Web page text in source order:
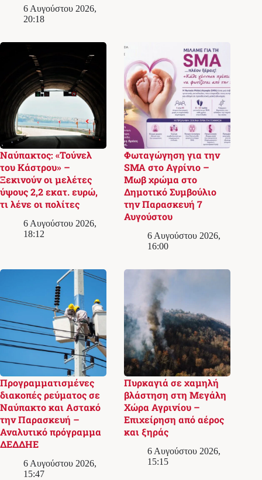
6 Αυγούστου 2026,
20:18
Ναύπακτος: «Τούνελ
του Κάστρου» –
Ξεκινούν οι μελέτες
ύψους 2,2 εκατ. ευρώ,
τι λένε οι πολίτες
6 Αυγούστου 2026,
18:12
Φωταγώγηση για την
SMA στο Αγρίνιο –
Μωβ χρώμα στο
Δημοτικό Συμβούλιο
την Παρασκευή 7
Αυγούστου
6 Αυγούστου 2026,
16:00
Προγραμματισμένες
διακοπές ρεύματος σε
Ναύπακτο και Αστακό
την Παρασκευή –
Αναλυτικό πρόγραμμα
ΔΕΔΔΗΕ
6 Αυγούστου 2026,
15:47
Πυρκαγιά σε χαμηλή
βλάστηση στη Μεγάλη
Χώρα Αγρινίου –
Επιχείρηση από αέρος
και ξηράς
6 Αυγούστου 2026,
15:15